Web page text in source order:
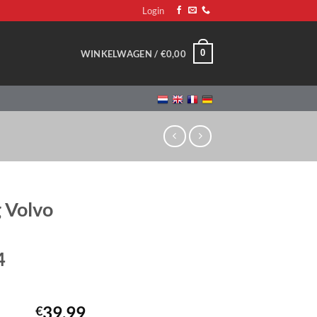
Login
WINKELWAGEN / €0,00 0
Volvo
€39,99